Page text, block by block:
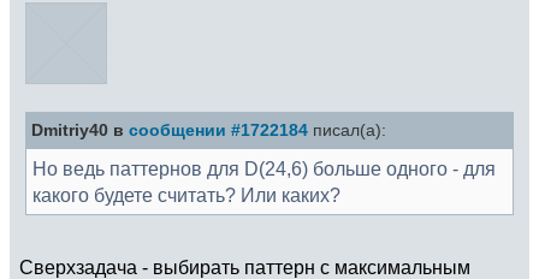
Dmitriy40 в сообщении #1722184 писал(а):
Но ведь паттернов для D(24,6) больше одного - для
какого будете считать? Или каких?
Сверхзадача - выбирать паттерн с максимальным